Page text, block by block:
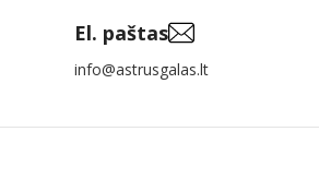
El. paštas
info@astrusgalas.lt